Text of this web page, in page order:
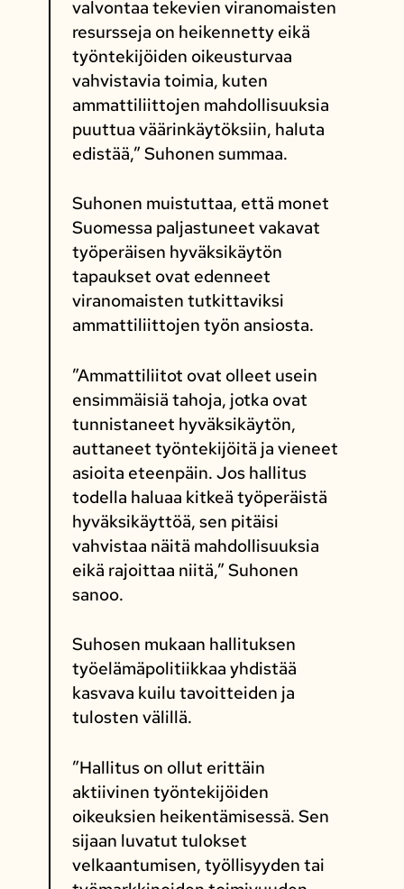
valvontaa tekevien viranomaisten
resursseja on heikennetty eikä
työntekijöiden oikeusturvaa
vahvistavia toimia, kuten
ammattiliittojen mahdollisuuksia
puuttua väärinkäytöksiin, haluta
edistää,” Suhonen summaa.
Suhonen muistuttaa, että monet
Suomessa paljastuneet vakavat
työperäisen hyväksikäytön
tapaukset ovat edenneet
viranomaisten tutkittaviksi
ammattiliittojen työn ansiosta.
”Ammattiliitot ovat olleet usein
ensimmäisiä tahoja, jotka ovat
tunnistaneet hyväksikäytön,
auttaneet työntekijöitä ja vieneet
asioita eteenpäin. Jos hallitus
todella haluaa kitkeä työperäistä
hyväksikäyttöä, sen pitäisi
vahvistaa näitä mahdollisuuksia
eikä rajoittaa niitä,” Suhonen
sanoo.
Suhosen mukaan hallituksen
työelämäpolitiikkaa yhdistää
kasvava kuilu tavoitteiden ja
tulosten välillä.
”Hallitus on ollut erittäin
aktiivinen työntekijöiden
oikeuksien heikentämisessä. Sen
sijaan luvatut tulokset
velkaantumisen, työllisyyden tai